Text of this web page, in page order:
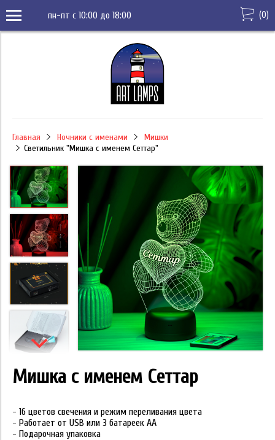
пн-пт с 10:00 до 18:00 (0)
Главная Ночники с именами
Мишки
Светильник "Мишка с именем Сеттар"
Мишка с именем Сеттар
- 16 цветов свечения и режим переливания цвета
- Работает от USB или 3 батареек АА
- Подарочная упаковка